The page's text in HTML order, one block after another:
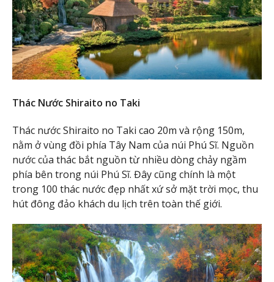
Thác Nước Shiraito no Taki
Thác nước Shiraito no Taki cao 20m và rộng 150m,
nằm ở vùng đồi phía Tây Nam của núi Phú Sĩ. Nguồn
nước của thác bắt nguồn từ nhiều dòng chảy ngầm
phía bên trong núi Phú Sĩ. Đây cũng chính là một
trong 100 thác nước đẹp nhất xứ sở mặt trời mọc, thu
hút đông đảo khách du lịch trên toàn thế giới.